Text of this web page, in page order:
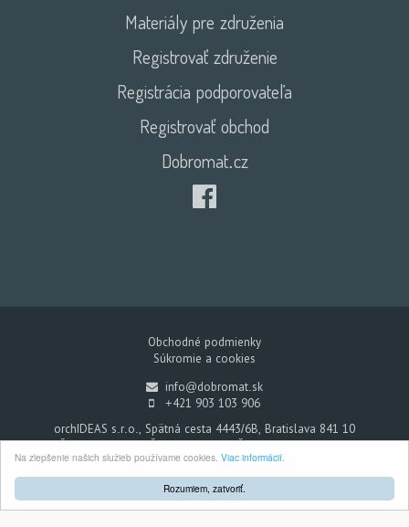
Rozumiem, zatvoriť.
Na zlepšenie našich služieb používame cookies. Viac informácií.
Materiály pre združenia
Registrovať združenie
Registrácia podporovateľa
Registrovať obchod
Dobromat.cz
Obchodné podmienky
Súkromie a cookies
info@dobromat.sk
+421 903 103 906
orchIDEAS s.r.o., Spätná cesta 4443/6B, Bratislava 841 10
IČO: 45452407, DIČ: 2022995711, IČ DPH: SK2022995711
Register: Okresný súd Bratislava I, Vložka číslo: 63947/B
Dobromat - Každým nákupom pomáhate
© 2026. Všetky práva vyhradené.